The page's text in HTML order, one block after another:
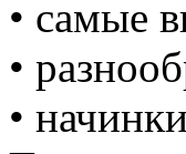
• самые
•
•